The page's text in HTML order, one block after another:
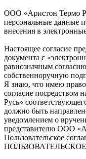
ООО «Аристон Термо
персональные данные
внесения в
Настоящее согласие
документа с
равнозначным
собственноручную
Я знаю, что имею
согласие
Русь»
должно быть
уведомлением о
представителю ООО
Пользовательское